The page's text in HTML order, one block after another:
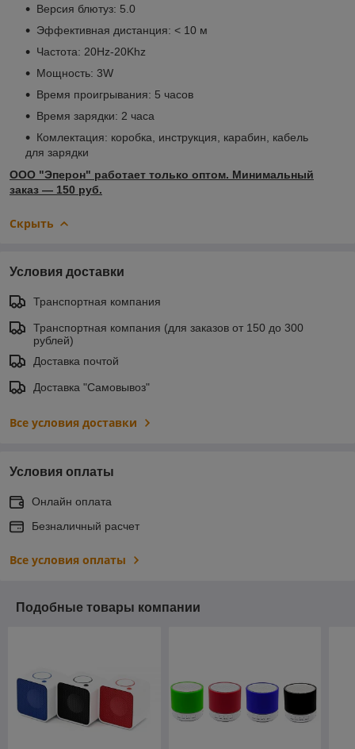
Версия блютуз: 5.0
Эффективная дистанция: < 10 м
Частота: 20Hz-20Khz
Мощность: 3W
Время проигрывания: 5 часов
Время зарядки: 2 часа
Комлектация: коробка, инструкция, карабин, кабель
для зарядки
ООО "Эперон" работает только оптом. Минимальный
заказ ― 150 руб.
Скрыть
Условия доставки
Транспортная компания
Транспортная компания (для заказов от 150 до 300
рублей)
Доставка почтой
Доставка "Самовывоз"
Все условия доставки
Условия оплаты
Онлайн оплата
Безналичный расчет
Все условия оплаты
Подобные товары компании